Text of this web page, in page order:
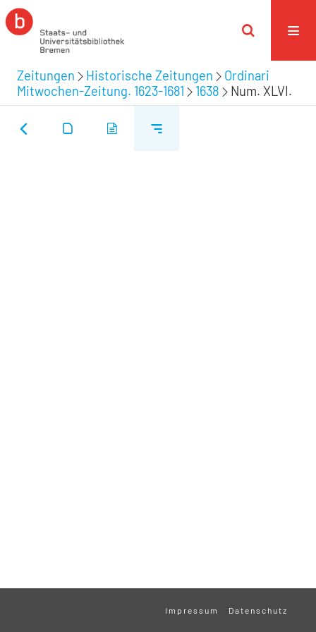
Zeitungen Historische Zeitungen
Ordinari
Mitwochen-Zeitung. 1623-1681
1638 Num. XLVI.
Impressum Datenschutz